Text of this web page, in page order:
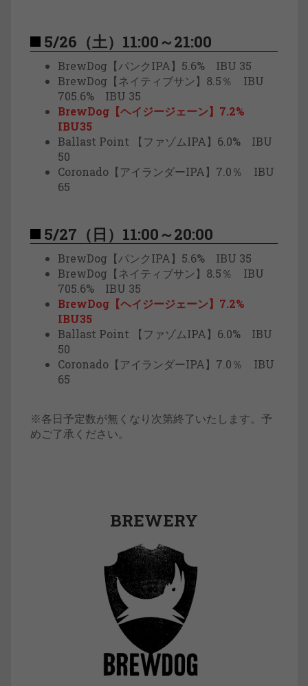
5/26（土）11:00～21:00
BrewDog【パンクIPA】5.6% IBU 35
BrewDog【ネイティブサン】8.5％ IBU
705.6% IBU 35
BrewDog【ヘイジージェーン】7.2%
IBU35
Ballast Point 【ファゾムIPA】6.0% IBU
50
Coronado【アイランダーIPA】7.0％ IBU
65
5/27（日）11:00～20:00
BrewDog【パンクIPA】5.6% IBU 35
BrewDog【ネイティブサン】8.5％ IBU
705.6% IBU 35
BrewDog【ヘイジージェーン】7.2%
IBU35
Ballast Point 【ファゾムIPA】6.0% IBU
50
Coronado【アイランダーIPA】7.0％ IBU
65
※各日予定数が無くなり次第終了いたします。予
めご了承ください。
BREWERY